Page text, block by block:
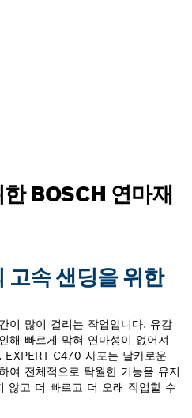
BOSCH 연마재
고속 샌딩을 위한
이 많이 걸리는 작업입니다. 유감
해 빠르게 막혀 연마성이 없어져
C470 사포는 날카로운
여 전체적으로 탁월한 기능을 유지
않고 더 빠르고 더 오래 작업할 수